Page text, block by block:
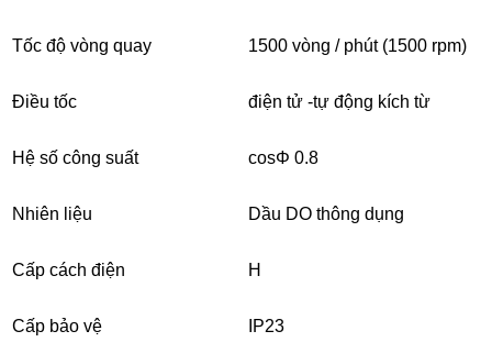
Tốc độ vòng quay 1500 vòng / phút (1500 rpm)
Điều tốc điện tử -tự động kích từ
Hệ số công suất cosΦ 0.8
Nhiên liệu Dầu DO thông dụng
Cấp cách điện H
Cấp bảo vệ IP23